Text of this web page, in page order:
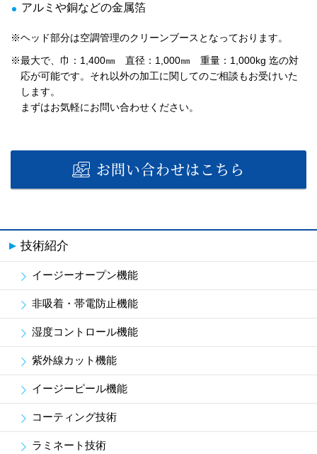
アルミや銅などの金属箔
※ヘッド部分は空調管理のクリーンブースとなっております。
※最大で、巾：1,400㎜ 直径：1,000㎜ 重量：1,000kg 迄の対
応が可能です。それ以外の加工に関してのご相談もお受けいた
します。
まずはお気軽にお問い合わせください。
お問い合わせはこちら
技術紹介
イージーオープン機能
非吸着・帯電防止機能
湿度コントロール機能
紫外線カット機能
イージーピール機能
コーティング技術
ラミネート技術